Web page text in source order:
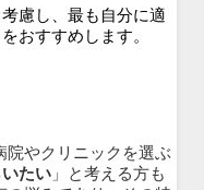
慮し、最も自分に適
おすすめします。
院やクリニックを選ぶ
たい 」と考える方も